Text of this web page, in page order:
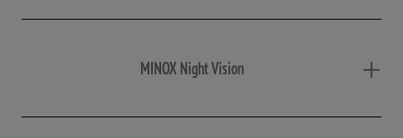
MINOX Night Vision